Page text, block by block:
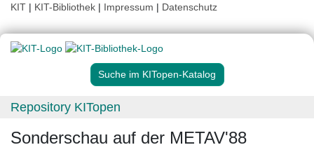
KIT | KIT-Bibliothek | Impressum | Datenschutz
Suche im KITopen-Katalog
Repository KITopen
Sonderschau auf der METAV'88